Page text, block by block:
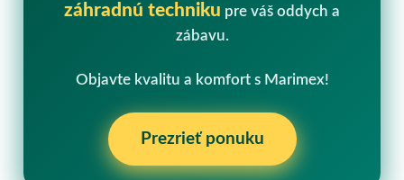
záhradnú techniku pre váš oddych a
zábavu.
Objavte kvalitu a komfort s Marimex!
Prezrieť ponuku